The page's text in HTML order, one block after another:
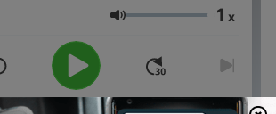
Volym 1 x
00:00